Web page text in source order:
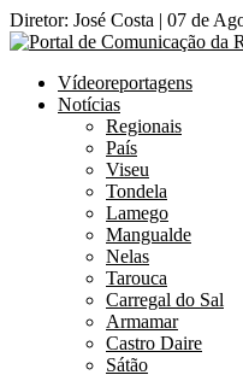
Diretor: José Costa | 07 de
Vídeoreportagens
Notícias
Regionais
País
Viseu
Tondela
Lamego
Mangualde
Nelas
Tarouca
Carregal do Sal
Armamar
Castro Daire
Sátão